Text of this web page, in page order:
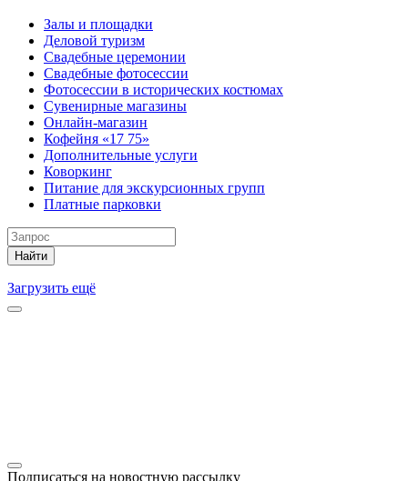
Залы и площадки
Деловой туризм
Свадебные церемонии
Свадебные фотосессии
Фотосессии в исторических костюмах
Сувенирные магазины
Онлайн-магазин
Кофейня «17 75»
Дополнительные услуги
Коворкинг
Питание для экскурсионных групп
Платные парковки
Найти
Загрузить ещё
Подписаться на новостную рассылку